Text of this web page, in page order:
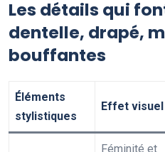
Les détails qui
dentelle, drapé,
bouffantes
Éléments
stylistiques
Effet visuel
Féminité et